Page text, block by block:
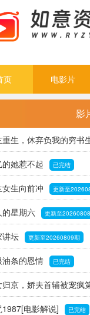
页 电影片
影
重生，休弃负我的穷书
的她惹不起 已完结
女生向前冲 更新至
的星期六 更新至
讲坛 更新至20260809期
油条的恩情 已完结
归京，娇夫首辅被宠疯
1987[电影解说] 已完结